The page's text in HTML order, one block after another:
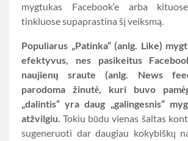
mygtukas Facebook‘e arba
tinkluose supaprastina šį veiksmą.
Populiarus „Patinka“ (anlg. Like)
efektyvus, nes pasikeitus
naujienų sraute (anlg. News
parodoma žinutė, kuri buvo
„dalintis“ yra daug „galingesnis“
atžvilgiu.Tokiu būdu vienas šaltas
sugeneruoti dar daugiau kokybiškų